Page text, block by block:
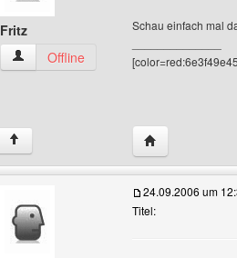
Fritz
Fritz Benutzer-Profile anzeigen
Offline
Schau einfach mal
↑ Website dieses
24.09.2006 um
Titel: